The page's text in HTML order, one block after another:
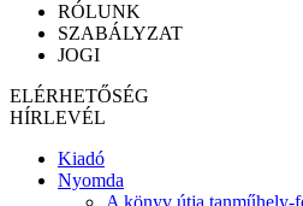
RÓLUNK
SZABÁLYZAT
JOGI
ELÉRHETŐSÉG
HÍRLEVÉL
Kiadó
Nyomda